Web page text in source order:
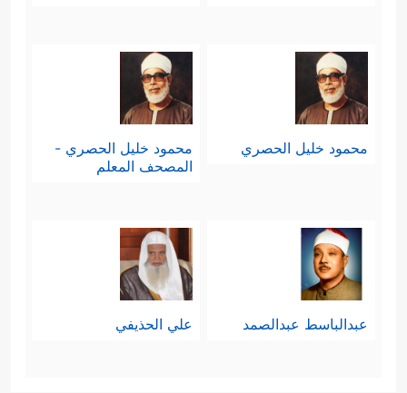
محمود خليل الحصري
محمود خليل الحصري -
المصحف المعلم
عبدالباسط عبدالصمد علي الحذيفي